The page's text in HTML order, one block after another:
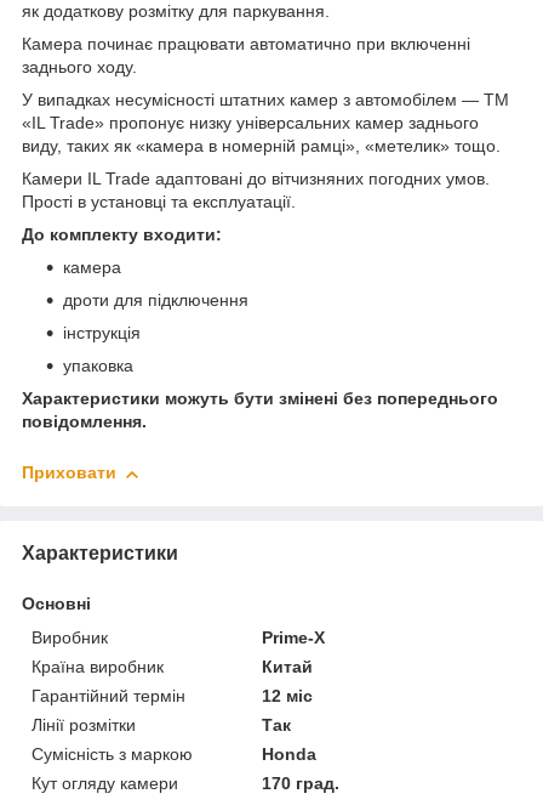
як додаткову розмітку для паркування.
Камера починає працювати автоматично при включенні
заднього ходу.
У випадках несумісності штатних камер з автомобілем — TM
«IL Trade» пропонує низку універсальних камер заднього
виду, таких як «камера в номерній рамці», «метелик» тощо.
Камери IL Trade адаптовані до вітчизняних погодних умов.
Прості в установці та експлуатації.
До комплекту входити:
камера
дроти для підключення
інструкція
упаковка
Характеристики можуть бути змінені без попереднього
повідомлення.
Приховати
Характеристики
Основні
Виробник
Prime-X
Країна виробник
Китай
Гарантійний термін
12 міс
Лінії розмітки
Так
Сумісність з маркою
Honda
Кут огляду камери
170 град.